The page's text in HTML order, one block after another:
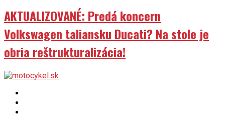
AKTUALIZOVANÉ: Predá koncern
Volkswagen taliansku Ducati? Na stole je
obria reštrukturalizácia!